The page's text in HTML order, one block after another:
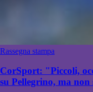
Rassegna stampa
CorSport: "Piccoli,
su Pellegrino, ma non